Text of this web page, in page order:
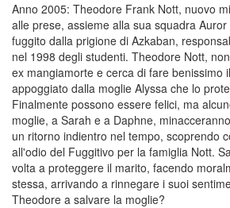
Anno 2005: Theodore Frank Nott, nuovo
alle prese, assieme alla sua squadra
fuggito dalla prigione di Azkaban,
nel 1998 degli studenti. Theodore Nott,
ex mangiamorte e cerca di fare benissimo
appoggiato dalla moglie Alyssa che lo
Finalmente possono essere felici, ma
moglie, a Sarah e a Daphne,
un ritorno indientro nel tempo, scoprendo
all'odio del Fuggitivo per la famiglia Nott.
volta a proteggere il marito, facendo
stessa, arrivando a rinnegare i suoi
Theodore a salvare la moglie?